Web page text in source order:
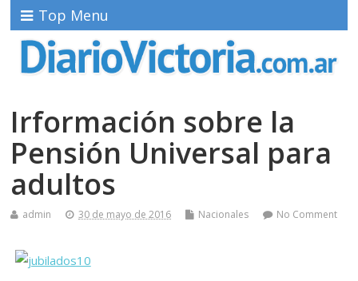
Top Menu
Irformación sobre la
Pensión Universal para
adultos
admin 30 de mayo de 2016 Nacionales No Comment